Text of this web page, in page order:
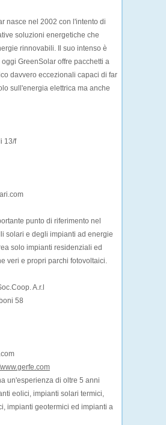
nasce nel 2002 con l'intento di
soluzioni energetiche che
rinnovabili. Il suo intenso è
GreenSolar offre pacchetti a
davvero eccezionali capaci di far
sull'energia elettrica ma anche
13/f
punto di riferimento nel
solari e degli impianti ad energie
solo impianti residenziali ed
veri e propri parchi fotovoltaici.
A.r.l
58
un'esperienza di oltre 5 anni
eolici, impianti solari termici,
impianti geotermici ed impianti a